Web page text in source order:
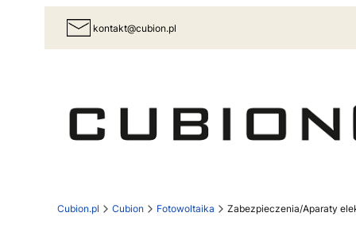
kontakt@cubion.pl
Cubion.pl Cubion Fotowoltaika Zabezpieczenia/Aparaty